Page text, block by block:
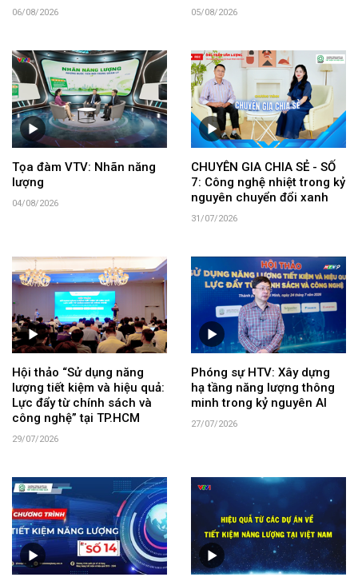
06/08/2026 05/08/2026
Tọa đàm VTV: Nhãn năng
lượng
04/08/2026
CHUYÊN GIA CHIA SẺ - SỐ
7: Công nghệ nhiệt trong kỷ
nguyên chuyển đổi xanh
31/07/2026
Hội thảo “Sử dụng năng
lượng tiết kiệm và hiệu quả:
Lực đẩy từ chính sách và
công nghệ” tại TP.HCM
29/07/2026
Phóng sự HTV: Xây dựng
hạ tầng năng lượng thông
minh trong kỷ nguyên AI
27/07/2026